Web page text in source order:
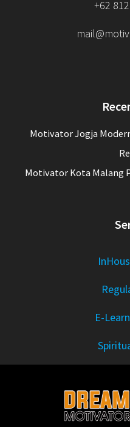
+62
Motivator Jogja
Motivator Kota Malang
E-